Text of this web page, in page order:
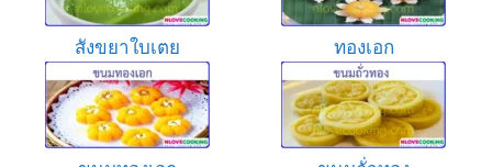
สังขยาใบเตย ทองเอก